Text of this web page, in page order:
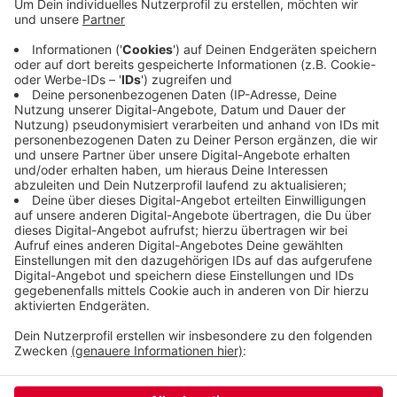
gestern (21.11.20) mit einem 29:31. Trainer
'Wir müssen noch Einiges besser machen, um ein
solches Duell siegreich zu gestaltet' sagte er. Der
BHC steht jetzt auf Platz 13 der Handball-
Bundesliga.
Veröffentlicht:Sonntag, 22.11.2020 09:08
Anzeige
Anzeige